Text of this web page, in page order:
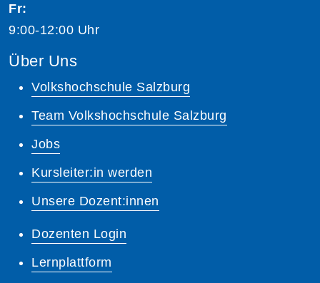
Fr:
9:00-12:00 Uhr
Über Uns
Volkshochschule Salzburg
Team Volkshochschule Salzburg
Jobs
Kursleiter:in werden
Unsere Dozent:innen
Dozenten Login
Lernplattform